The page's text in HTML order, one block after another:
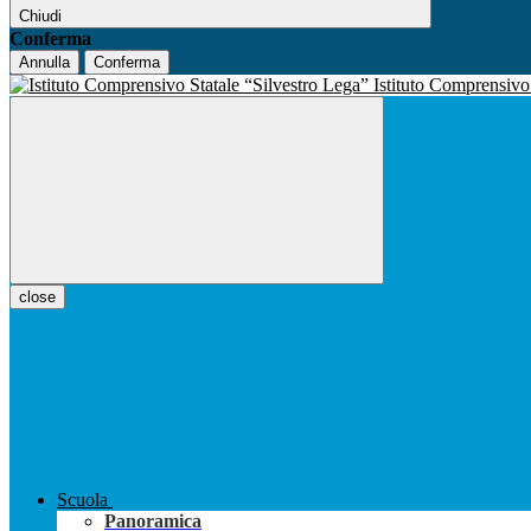
Chiudi
Conferma
Annulla Conferma
Istituto Comprensivo
close
Scuola
Panoramica